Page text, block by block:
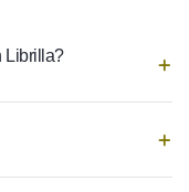
Librilla?